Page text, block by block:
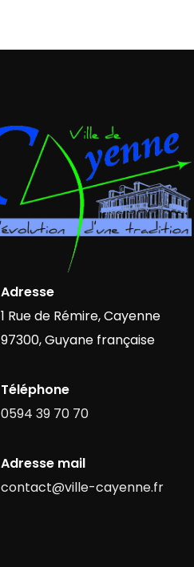
Adresse
1 Rue de Rémire, Cayenne
97300, Guyane française
Téléphone
0594 39 70 70
Adresse mail
contact@ville-cayenne.fr